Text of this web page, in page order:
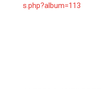
s.php?album=113